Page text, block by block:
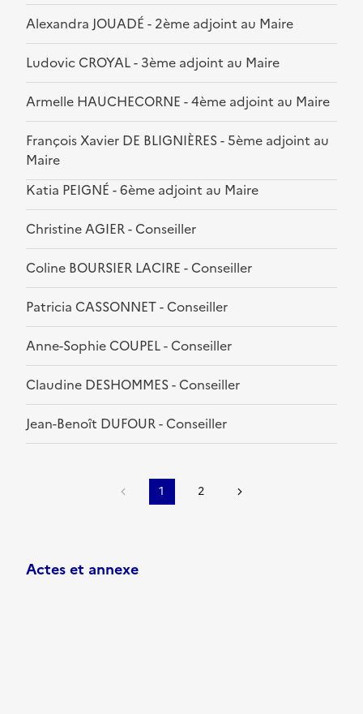
Alexandra JOUADÉ - 2ème adjoint au Maire
Ludovic CROYAL - 3ème adjoint au Maire
Armelle HAUCHECORNE - 4ème adjoint au Maire
François Xavier DE BLIGNIÈRES - 5ème adjoint au
Maire
Katia PEIGNÉ - 6ème adjoint au Maire
Christine AGIER - Conseiller
Coline BOURSIER LACIRE - Conseiller
Patricia CASSONNET - Conseiller
Anne-Sophie COUPEL - Conseiller
Claudine DESHOMMES - Conseiller
Jean-Benoît DUFOUR - Conseiller
1 2
Actes et annexe